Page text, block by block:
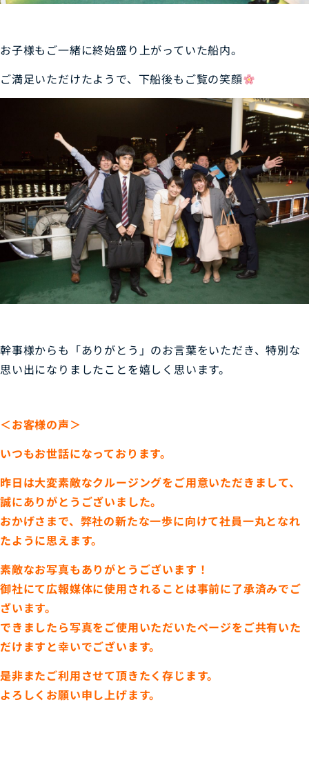
お子様もご一緒に終始盛り上がっていた船内。
ご満足いただけたようで、下船後もご覧の笑顔
幹事様からも「ありがとう」のお言葉をいただき、特別な
思い出になりましたことを嬉しく思います。
＜お客様の声＞
いつもお世話になっております。
昨日は大変素敵なクルージングをご用意いただきまして、
誠にありがとうございました。
おかげさまで、弊社の新たな一歩に向けて社員一丸となれ
たように思えます。
素敵なお写真もありがとうございます！
御社にて広報媒体に使用されることは事前に了承済みでご
ざいます。
できましたら写真をご使用いただいたページをご共有いた
だけますと幸いでございます。
是非またご利用させて頂きたく存じます。
よろしくお願い申し上げます。